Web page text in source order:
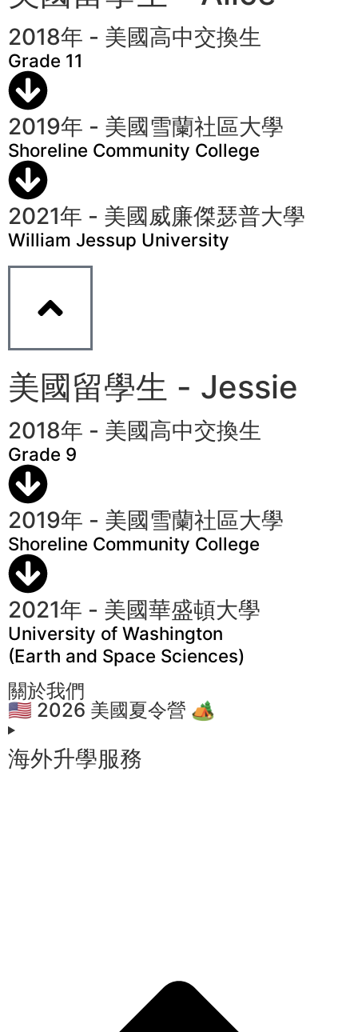
2018年 - 美國高中交換生
Grade 11
2019年 - 美國雪蘭社區大學
Shoreline Community College
2021年 - 美國威廉傑瑟普大學
William Jessup University
美國留學生 - Jessie
2018年 - 美國高中交換生
Grade 9
2019年 - 美國雪蘭社區大學
Shoreline Community College
2021年 - 美國華盛頓大學
University of Washington
(Earth and Space Sciences)
關於我們
🇺🇸 2026 美國夏令營 🏕️
海外升學服務